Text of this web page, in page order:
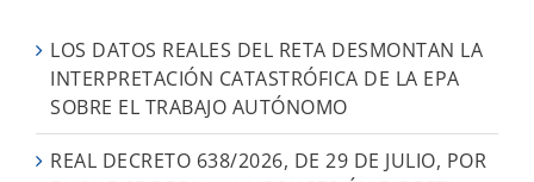
LOS DATOS REALES DEL RETA DESMONTAN LA
INTERPRETACIÓN CATASTRÓFICA DE LA EPA
SOBRE EL TRABAJO AUTÓNOMO
REAL DECRETO 638/2026, DE 29 DE JULIO, POR